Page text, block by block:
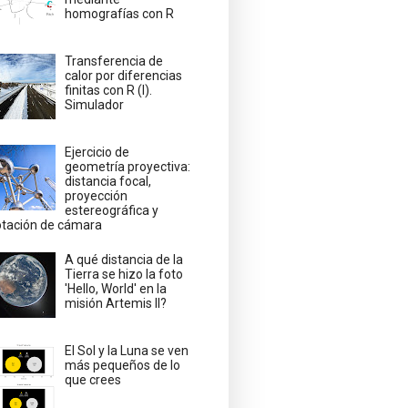
homografías con R
Transferencia de
calor por diferencias
finitas con R (I).
Simulador
Ejercicio de
geometría proyectiva:
distancia focal,
proyección
estereográfica y
de cámara
A qué distancia de la
Tierra se hizo la foto
'Hello, World' en la
misión Artemis II?
El Sol y la Luna se ven
más pequeños de lo
que crees